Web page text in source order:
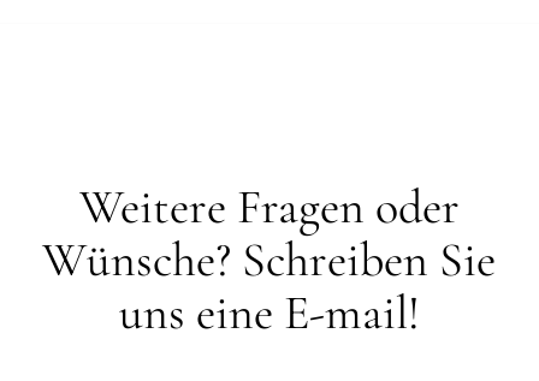
Weitere Fragen oder